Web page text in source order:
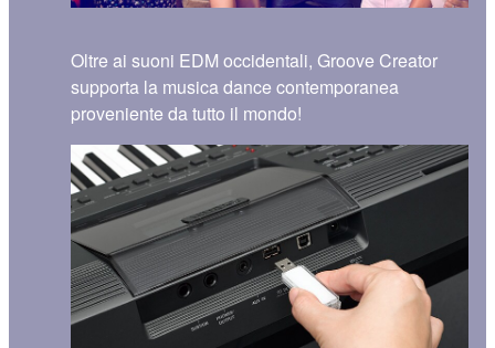
Oltre ai suoni EDM occidentali, Groove Creator
supporta la musica dance contemporanea
proveniente da tutto il mondo!